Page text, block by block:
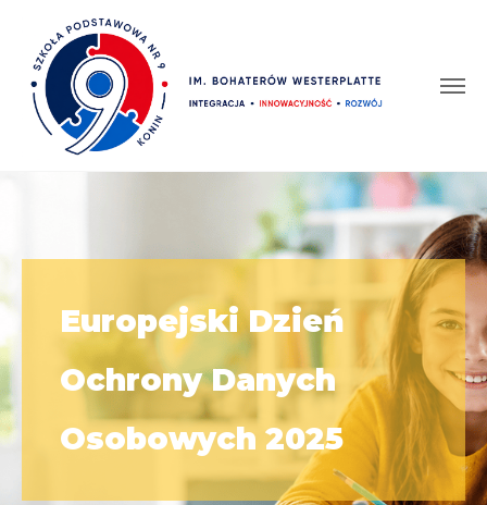
Europejski Dzień
Ochrony Danych
Osobowych 2025